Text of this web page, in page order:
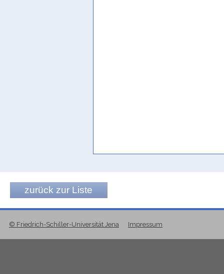
zurück zur Liste
© Friedrich-Schiller-Universität Jena Impressum